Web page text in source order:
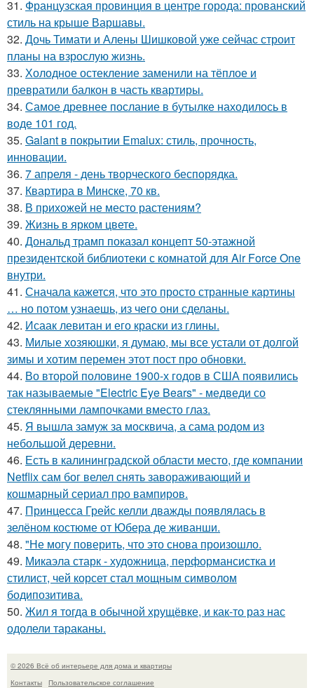
31. Французская провинция в центре города: прованский
стиль на крыше Варшавы.
32. Дочь Тимати и Алены Шишковой уже сейчас строит
планы на взрослую жизнь.
33. Холодное остекление заменили на тёплое и
превратили балкон в часть квартиры.
34. Самое древнее послание в бутылке находилось в
воде 101 год.
35. Galant в покрытии Emalux: стиль, прочность,
инновации.
36. 7 апреля - день творческого беспорядка.
37. Квартира в Минске, 70 кв.
38. В прихожей не место растениям?
39. Жизнь в ярком цвете.
40. Дональд трамп показал концепт 50-этажной
президентской библиотеки с комнатой для Air Force One
внутри.
41. Сначала кажется, что это просто странные картины
… но потом узнаешь, из чего они сделаны.
42. Исаак левитан и его краски из глины.
43. Милые хозяюшки, я думаю, мы все устали от долгой
зимы и хотим перемен этот пост про обновки.
44. Во второй половине 1900-х годов в США появились
так называемые "Electric Eye Bears" - медведи со
стеклянными лампочками вместо глаз.
45. Я вышла замуж за москвича, а сама родом из
небольшой деревни.
46. Есть в калининградской области место, где компании
Netflix сам бог велел снять завораживающий и
кошмарный сериал про вампиров.
47. Принцесса Грейс келли дважды появлялась в
зелёном костюме от Юбера де живанши.
48. "Не могу поверить, что это снова произошло.
49. Микаэла старк - художница, перформансистка и
стилист, чей корсет стал мощным символом
бодипозитива.
50. Жил я тогда в обычной хрущёвке, и как-то раз нас
одолели тараканы.
© 2026 Всё об интерьере для дома и квартиры
Контакты
Пользовательское соглашение